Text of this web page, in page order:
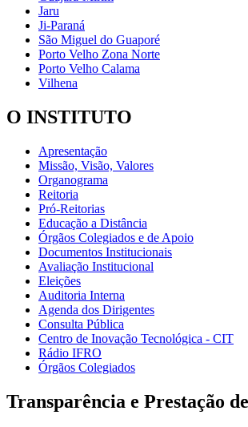
Jaru
Ji-Paraná
São Miguel do Guaporé
Porto Velho Zona Norte
Porto Velho Calama
Vilhena
O INSTITUTO
Apresentação
Missão, Visão, Valores
Organograma
Reitoria
Pró-Reitorias
Educação a Distância
Órgãos Colegiados e de Apoio
Documentos Institucionais
Avaliação Institucional
Eleições
Auditoria Interna
Agenda dos Dirigentes
Consulta Pública
Centro de Inovação Tecnológica - CIT
Rádio IFRO
Órgãos Colegiados
Transparência e Prestação